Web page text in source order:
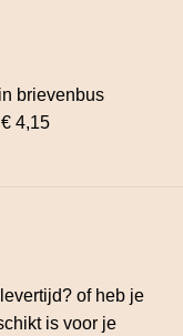
brievenbus
4,15
of heb je
is voor je